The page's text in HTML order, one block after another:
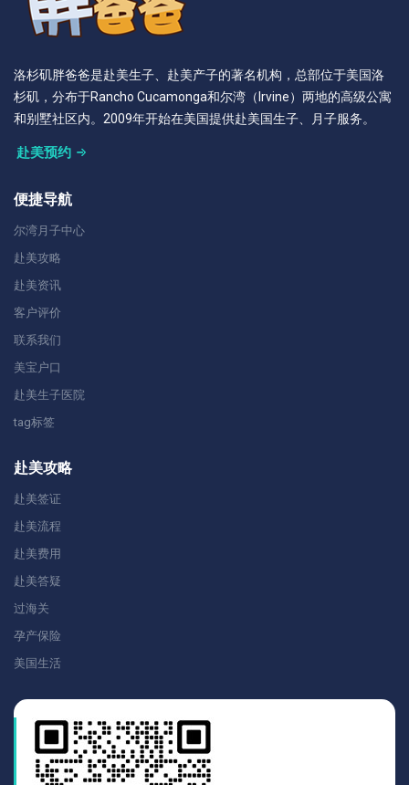
洛杉矶胖爸爸是赴美生子、赴美产子的著名机构，总部位于美国洛
杉矶，分布于Rancho Cucamonga和尔湾（Irvine）两地的高级公寓
和别墅社区内。2009年开始在美国提供赴美国生子、月子服务。
赴美预约
便捷导航
尔湾月子中心
赴美攻略
赴美资讯
客户评价
联系我们
美宝户口
赴美生子医院
tag标签
赴美攻略
赴美签证
赴美流程
赴美费用
赴美答疑
过海关
孕产保险
美国生活